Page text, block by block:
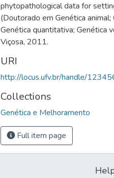
phytopathological data for
(Doutorado em Genética
Genética quantitativa; Genética
Viçosa, 2011.
URI
http://locus.ufv.br/handle/
Collections
Genética e Melhoramento
Full item page